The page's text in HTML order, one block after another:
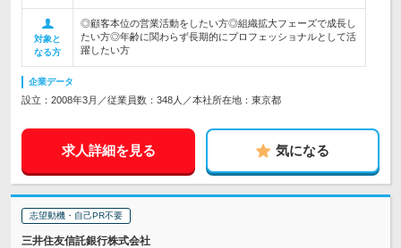
対象と
なる方
◎顧客本位の営業活動をしたい方◎組織拡大フェーズで成長し
たい方◎年齢に関わらず長期的にプロフェッショナルとして活
躍したい方
企業データ
設立：2008年3月／従業員数：348人／本社所在地：東京都
求人詳細を見る 気になる
志望動機・自己PR不要
三井住友信託銀行株式会社